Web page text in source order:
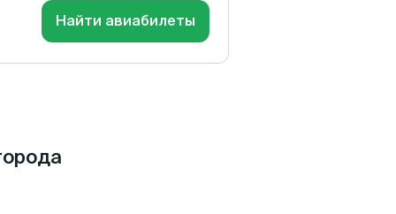
Найти авиабилеты